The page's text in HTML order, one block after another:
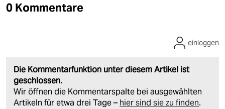
0 Kommentare
Die Kommentarfunktion unter diesem Artikel ist
geschlossen.
Wir öffnen die Kommentarspalte bei ausgewählten
Artikeln für etwa drei Tage – hier sind sie zu finden.
einloggen